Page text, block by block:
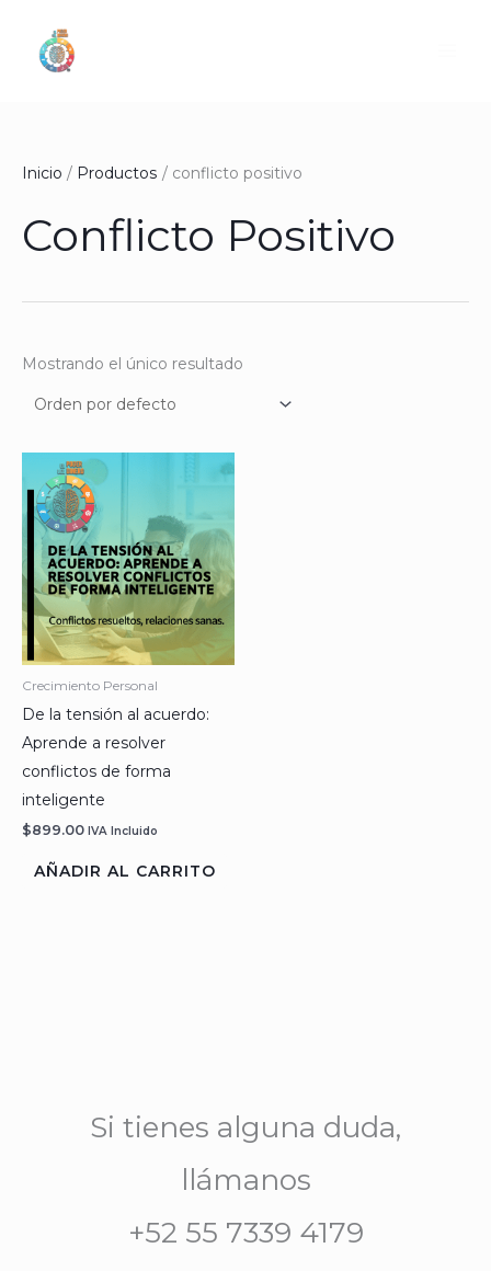
contenido
Inicio Productos conflicto positivo
Conflicto Positivo
Mostrando el único resultado
Crecimiento Personal
De la tensión al acuerdo:
Aprende a resolver
conflictos de forma
inteligente
$899.00 IVA Incluido
AÑADIR AL CARRITO
Si tienes alguna duda,
llámanos
+52 55 7339 4179